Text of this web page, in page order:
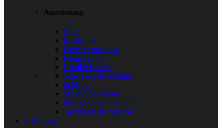
Ausrüstung
Bälle
Elektronik
Fitnessarmbänder
Hometraining
Kopfbedeckung
Schals & Handschuhe
Schläger
Ski & Snowboard
Ski- & Snowboardboots
Taschen & Rucksäcke
Ernährung